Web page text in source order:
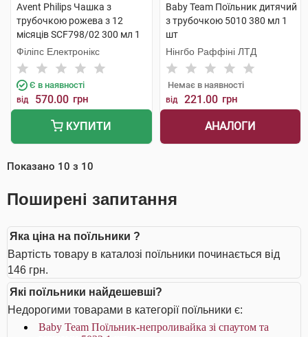
Avent Philips Чашка з
трубочкою рожева з 12
місяців SCF798/02 300 мл 1
шт
Філіпс Електронікс
Є в наявності
від 570.00 грн
КУПИТИ
Baby Team Поїльник дитячий
з трубочкою 5010 380 мл 1
шт
Нінгбо Раффіні ЛТД
Немає в наявності
від 221.00 грн
АНАЛОГИ
Показано 10 з 10
Поширені запитання
Яка ціна на поїльники ?
Вартість товару в каталозі поїльники починається від
146 грн.
Які поїльники найдешевші?
Недорогими товарами в категорії поїльники є:
Baby Team Поїльник-непроливайка зі спаутом та